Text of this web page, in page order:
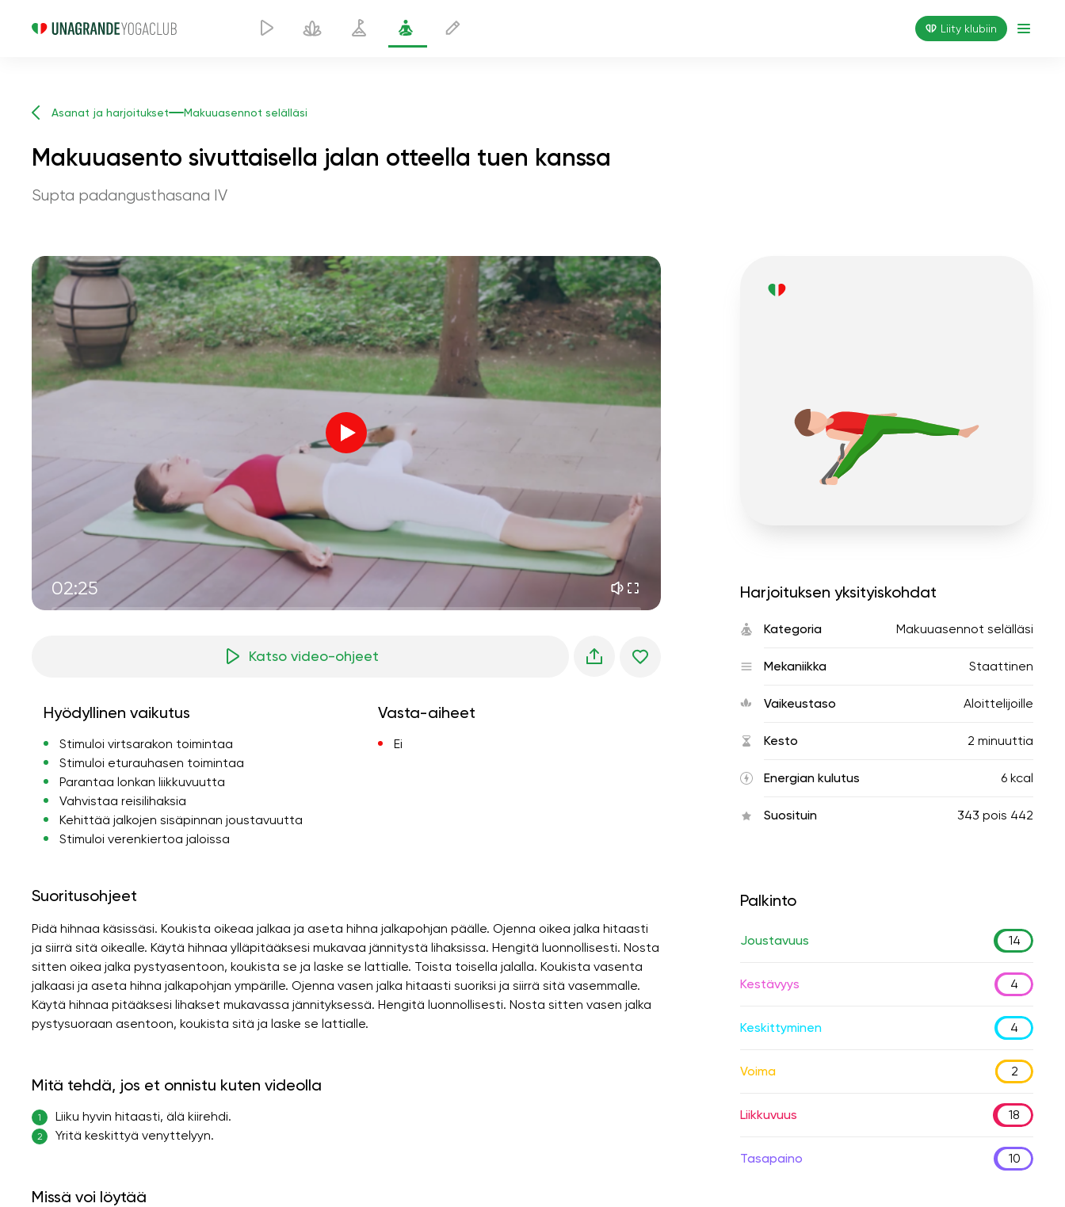
Liity klubiin
Asanat ja harjoitukset Makuuasennot selälläsi
Makuuasento sivuttaisella jalan otteella tuen kanssa
Supta padangusthasana IV
02:25
sielun lento 01:44
sisäinen rauha
aamun unelmat 01:34
vuoren hiljaisuus
02:00
tuulen ääni 02:00
kevätmetsä 02:00
Katso video-ohjeet
Hyödyllinen vaikutus
Stimuloi virtsarakon toimintaa
Stimuloi eturauhasen toimintaa
Parantaa lonkan liikkuvuutta
Vahvistaa reisilihaksia
Kehittää jalkojen sisäpinnan joustavuutta
Stimuloi verenkiertoa jaloissa
Vasta-aiheet
Ei
Suoritusohjeet
Pidä hihnaa käsissäsi. Koukista oikeaa jalkaa ja aseta hihna jalkapohjan päälle. Ojenna oikea jalka hitaasti
ja siirrä sitä oikealle. Käytä hihnaa ylläpitääksesi mukavaa jännitystä lihaksissa. Hengitä luonnollisesti. Nosta
sitten oikea jalka pystyasentoon, koukista se ja laske se lattialle. Toista toisella jalalla. Koukista vasenta
jalkaasi ja aseta hihna jalkapohjan ympärille. Ojenna vasen jalka hitaasti suoriksi ja siirrä sitä vasemmalle.
Käytä hihnaa pitääksesi lihakset mukavassa jännityksessä. Hengitä luonnollisesti. Nosta sitten vasen jalka
pystysuoraan asentoon, koukista sitä ja laske se lattialle.
Mitä tehdä, jos et onnistu kuten videolla
1 Liiku hyvin hitaasti, älä kiirehdi.
2 Yritä keskittyä venyttelyyn.
Missä voi löytää
Harjoituksen yksityiskohdat
Kategoria Makuuasennot selälläsi
Mekaniikka Staattinen
Vaikeustaso Aloittelijoille
Kesto 2 minuuttia
Energian kulutus 6 kcal
Suosituin 343 pois 442
Palkinto
Joustavuus 14
Kestävyys 4
Keskittyminen 4
Voima 2
Liikkuvuus 18
Tasapaino 10